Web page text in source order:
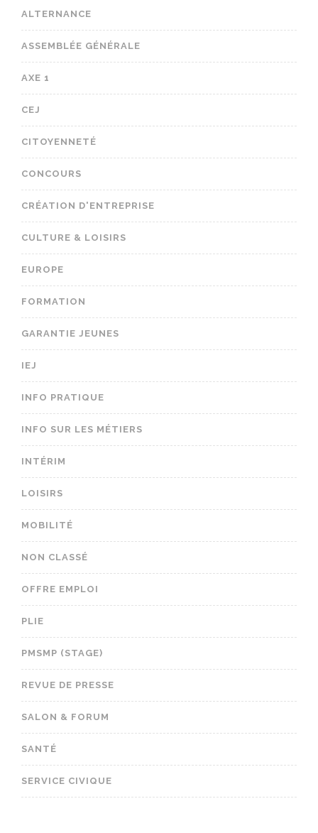
ALTERNANCE
ASSEMBLÉE GÉNÉRALE
AXE 1
CEJ
CITOYENNETÉ
CONCOURS
CRÉATION D'ENTREPRISE
CULTURE & LOISIRS
EUROPE
FORMATION
GARANTIE JEUNES
IEJ
INFO PRATIQUE
INFO SUR LES MÉTIERS
INTÉRIM
LOISIRS
MOBILITÉ
NON CLASSÉ
OFFRE EMPLOI
PLIE
PMSMP (STAGE)
REVUE DE PRESSE
SALON & FORUM
SANTÉ
SERVICE CIVIQUE